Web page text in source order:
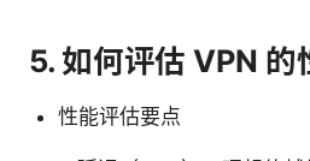
5. 如何评估 VPN 的
性能评估要点